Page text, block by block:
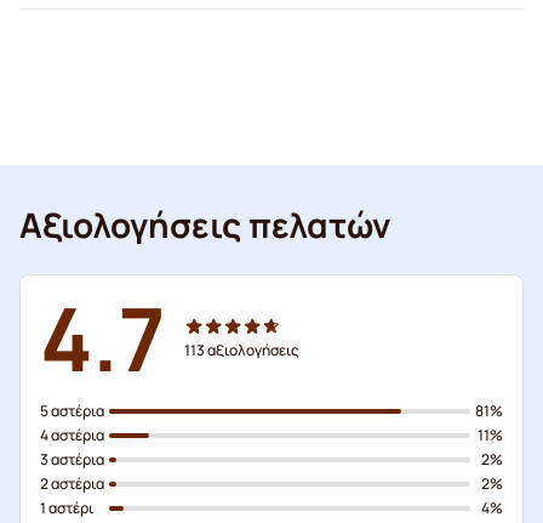
Αξιολογήσεις πελατών
4.7 113αξιολογήσεις
5 αστέρια
4 αστέρια
3 αστέρια
2 αστέρια
1 αστέρι
81%
11%
2%
2%
4%